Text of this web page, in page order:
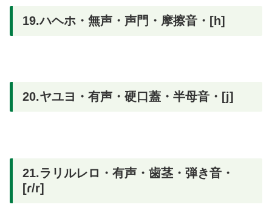
19.ハヘホ・無声・声門・摩擦音・[h]
20.ヤユヨ・有声・硬口蓋・半母音・[j]
21.ラリルレロ・有声・歯茎・弾き音・
[ɾ/r]